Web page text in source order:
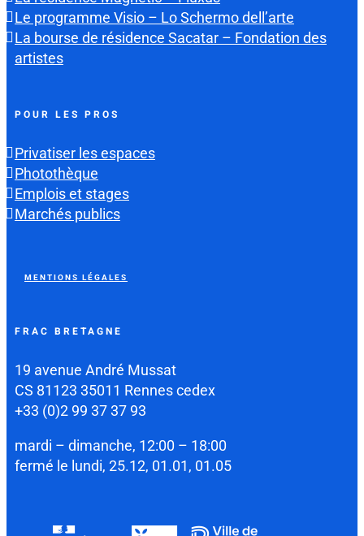
Le programme Visio – Lo Schermo dell’arte
La bourse de résidence Sacatar – Fondation des
artistes
POUR LES PROS
Privatiser les espaces
Photothèque
Emplois et stages
Marchés publics
MENTIONS LÉGALES
FRAC BRETAGNE
19 avenue André Mussat
CS 81123 35011 Rennes cedex
+33 (0)2 99 37 37 93
mardi – dimanche, 12:00 – 18:00
fermé le lundi, 25.12, 01.01, 01.05